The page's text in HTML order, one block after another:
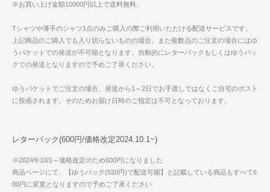
※お買い上げ金額10000円以上で送料無料。
Tシャツや薄手のシャツ1点のみご購入の際ご利用いただける配送サービスです。
上記商品のご購入でも入り切らないものの場合、また複数点のご注文の場合にはゆ
うパケットでの発送が不可能となります。自動的にレターパックもしくはゆうパッ
クでの発送となりますので予めご了承ください。
ゆうパケットでご注文の場合、発送から1～2日でお手渡しではなくご自宅のポスト
に投函されます。そのためお届け日時のご指定は不可となっております。
レターパック(600円/価格改定2024.10.1~)
※2024年10/1～価格改定のため600円になりました
商品ページにて、【ゆうパック(520円)で配送可能】と記載している商品もすべて6
00円に変更となりますので予めご了承ください